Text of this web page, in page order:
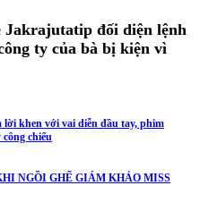
Jakrajutatip đối diện lệnh
ty của bà bị kiện vì
khen với vai diễn đầu tay, phim
chiếu
NGỒI GHẾ GIÁM KHẢO MISS